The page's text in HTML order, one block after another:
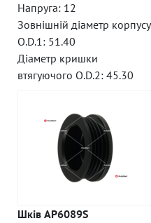
Напруга: 12
Зовнішній діаметр корпусу
O.D.1: 51.40
Діаметр кришки
втягуючого O.D.2: 45.30
Шків AP6089S